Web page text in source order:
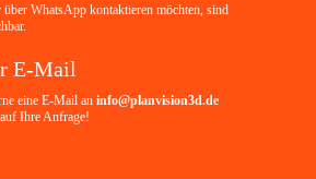
über WhatsApp kontaktieren möchten, sind
E-Mail
eine E-Mail an info@planvision3d.de
Ihre Anfrage!